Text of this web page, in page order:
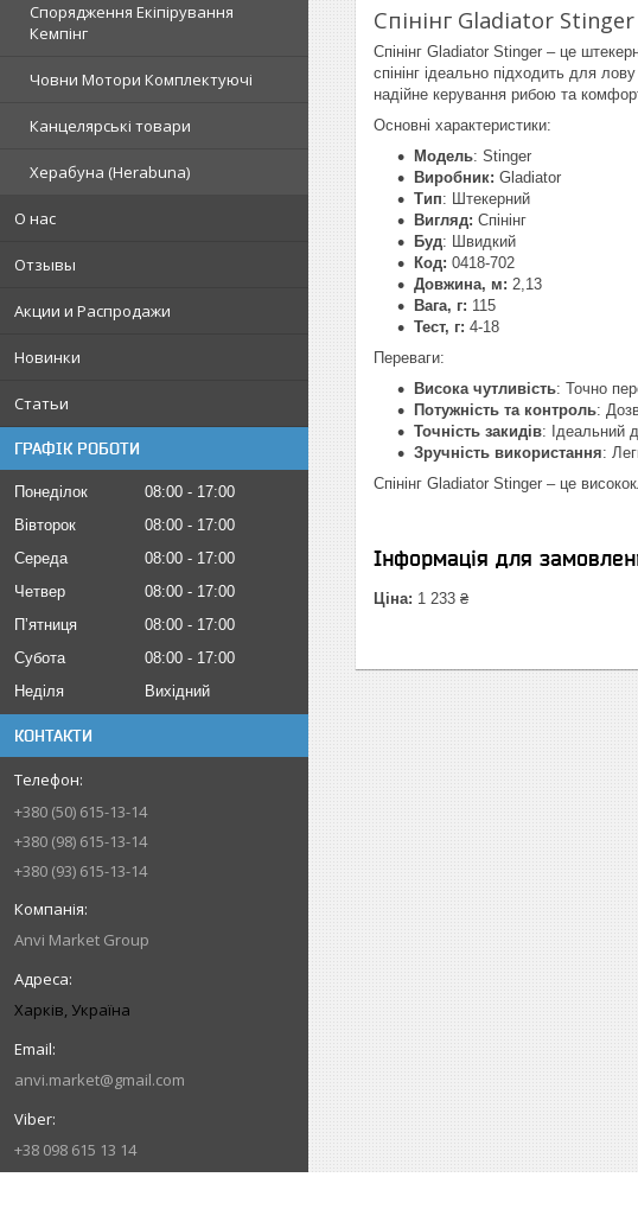
Спорядження Екіпірування
Кемпінг
Човни Мотори Комплектуючі
Канцелярські товари
Херабуна (Herabuna)
О нас
Отзывы
Акции и Распродажи
Новинки
Статьи
ГРАФІК РОБОТИ
Понеділок 08:00
17:00
Вівторок
08:00
17:00
Середа
08:00
17:00
Четвер
08:00
17:00
Пʼятниця
08:00
17:00
Субота
08:00
17:00
Неділя
Вихідний
КОНТАКТИ
+380 (50) 615-13-14
+380 (98) 615-13-14
+380 (93) 615-13-14
Anvi Market Group
Харків, Україна
anvi.market@gmail.com
+38 098 615 13 14
Спінінг Gladiator
Спінінг Gladiator Stinger – це
спінінг ідеально підходить для
надійне керування рибою та
Основні характеристики:
Модель: Stinger
Виробник: Gladiator
Тип: Штекерний
Вигляд: Спінінг
Буд: Швидкий
Код: 0418-702
Довжина, м: 2,13
Вага, г: 115
Тест, г: 4-18
Переваги:
Висока чутливість: Точно
Потужність та контроль:
Точність закидів: Ідеальний
Зручність використання:
Спінінг Gladiator Stinger – це
Інформація для
Ціна: 1 233 ₴